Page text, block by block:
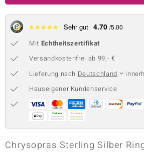
★★★★★ Sehr gut 4.70 /5.00
Mit Echtheitszertifikat
Versandkostenfrei ab 99,- €
Lieferung nach Deutschland
Hauseigener Kundenservice
Chrysopras Sterling Silber